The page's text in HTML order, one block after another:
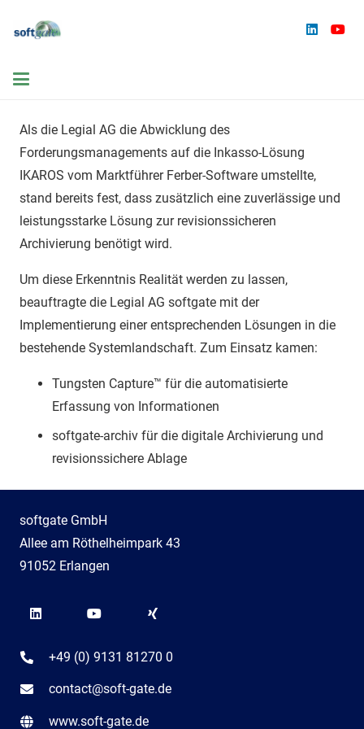
Als die Legial AG die Abwicklung des
Forderungsmanagements auf die Inkasso-Lösung
IKAROS vom Marktführer Ferber-Software umstellte,
stand bereits fest, dass zusätzlich eine zuverlässige und
leistungsstarke Lösung zur revisionssicheren
Archivierung benötigt wird.
Um diese Erkenntnis Realität werden zu lassen,
beauftragte die Legial AG softgate mit der
Implementierung einer entsprechenden Lösungen in die
bestehende Systemlandschaft. Zum Einsatz kamen:
Tungsten Capture™ für die automatisierte
Erfassung von Informationen
softgate-archiv für die digitale Archivierung und
revisionssichere Ablage
softgate GmbH
Allee am Röthelheimpark 43
91052 Erlangen
+49 (0) 9131 81270 0
contact@soft-gate.de
www.soft-gate.de